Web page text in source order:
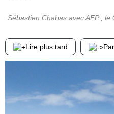
Sébastien Chabas avec AFP , le
Lire plus tard